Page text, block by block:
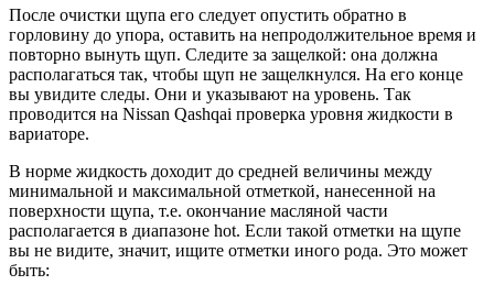
После очистки щупа его следует опустить обратно в
горловину до упора, оставить на непродолжительное время и
повторно вынуть щуп. Следите за защелкой: она должна
располагаться так, чтобы щуп не защелкнулся. На его конце
вы увидите следы. Они и указывают на уровень. Так
проводится на Nissan Qashqai проверка уровня жидкости в
вариаторе.
В норме жидкость доходит до средней величины между
минимальной и максимальной отметкой, нанесенной на
поверхности щупа, т.е. окончание масляной части
располагается в диапазоне hot. Если такой отметки на щупе
вы не видите, значит, ищите отметки иного рода. Это может
быть: